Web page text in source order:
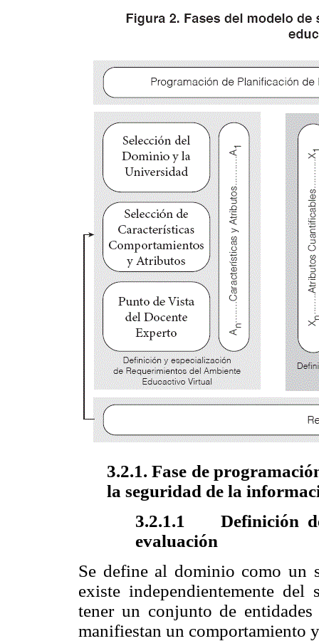
3.2.1. Fase de
la seguridad de la
3.2.1.1
Definición
evaluación
Se define al dominio como un
existe independientemente
tener un conjunto de
manifiestan un comportamiento